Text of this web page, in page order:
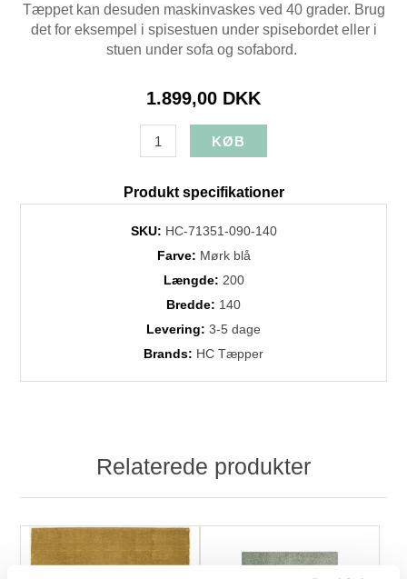
Tæppet kan desuden maskinvaskes ved 40 grader. Brug
det for eksempel i spisestuen under spisebordet eller i
stuen under sofa og sofabord.
1.899,00 DKK
Produkt specifikationer
SKU: HC-71351-090-140
Farve: Mørk blå
Længde: 200
Bredde: 140
Levering: 3-5 dage
Brands: HC Tæpper
Relaterede produkter